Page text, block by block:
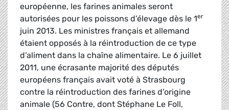
européenne, les farines animales seront
autorisées pour les poissons d’élevage dès le 1er
juin 2013. Les ministres français et allemand
étaient opposés à la réintroduction de ce type
d’aliment dans la chaîne alimentaire. Le 6 juillet
2011, une écrasante majorité des députés
européens français avait voté à Strasbourg
contre la réintroduction des farines d’origine
animale (56 Contre, dont Stéphane Le Foll,